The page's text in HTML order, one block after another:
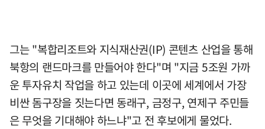
그는 "복합리조트와 지식재산권(IP) 콘텐츠 산업을 통해
북항의 랜드마크를 만들어야 한다"며 "지금 5조원 가까
운 투자유치 작업을 하고 있는데 이곳에 세계에서 가장
비싼 돔구장을 짓는다면 동래구, 금정구, 연제구 주민들
은 무엇을 기대해야 하느냐"고 전 후보에게 물었다.